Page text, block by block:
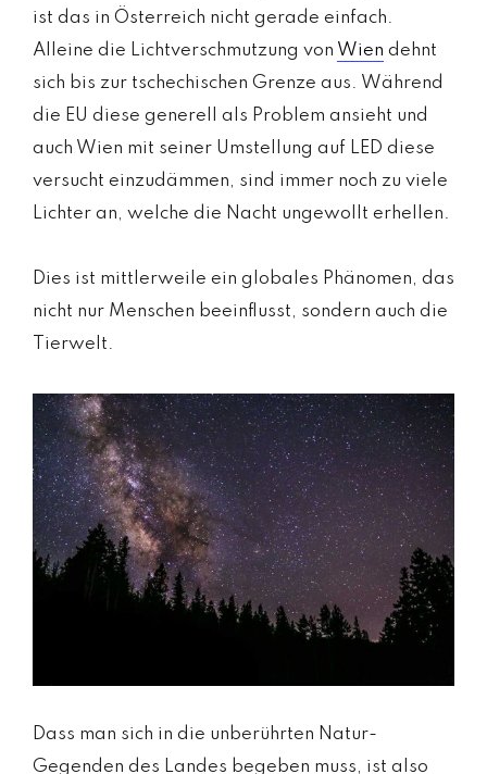
ist das in Österreich nicht gerade einfach.
Alleine die Lichtverschmutzung von Wien dehnt
sich bis zur tschechischen Grenze aus. Während
die EU diese generell als Problem ansieht und
auch Wien mit seiner Umstellung auf LED diese
versucht einzudämmen, sind immer noch zu viele
Lichter an, welche die Nacht ungewollt erhellen.
Dies ist mittlerweile ein globales Phänomen, das
nicht nur Menschen beeinflusst, sondern auch die
Tierwelt.
Dass man sich in die unberührten Natur-
Gegenden des Landes begeben muss, ist also